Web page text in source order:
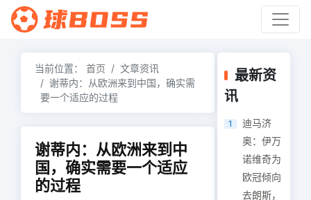
当前位置： 首页
文章资讯
谢蒂内：从欧洲来到中国，确实需
要一个适应的过程
谢蒂内：从欧洲来到中
国，确实需要一个适应
的过程
最新资
讯
1
迪马济
奥：伊万
诺维奇为
欧冠倾向
去朗斯，